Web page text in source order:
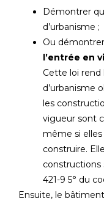
Démontrer
d’urbanisme ;
Ou
l’entrée en
Cette loi rend
d’urbanisme
les
vigueur sont
même si elles
construire.
constructions
421-9 5° du
Ensuite, le